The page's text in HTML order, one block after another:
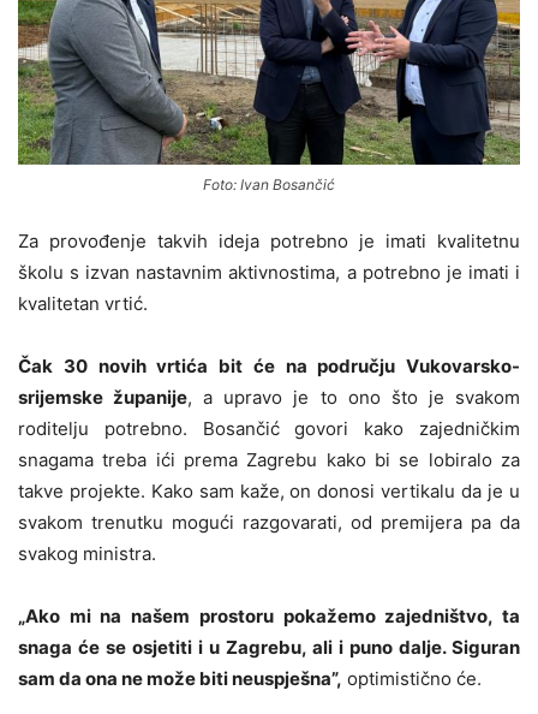
Foto: Ivan Bosančić
Za provođenje takvih ideja potrebno je imati kvalitetnu
školu s izvan nastavnim aktivnostima, a potrebno je imati i
kvalitetan vrtić.
Čak 30 novih vrtića bit će na području Vukovarsko-
srijemske županije, a upravo je to ono što je svakom
roditelju potrebno. Bosančić govori kako zajedničkim
snagama treba ići prema Zagrebu kako bi se lobiralo za
takve projekte. Kako sam kaže, on donosi vertikalu da je u
svakom trenutku mogući razgovarati, od premijera pa da
svakog ministra.
„Ako mi na našem prostoru pokažemo zajedništvo, ta
snaga će se osjetiti i u Zagrebu, ali i puno dalje. Siguran
sam da ona ne može biti neuspješna”, optimistično će.